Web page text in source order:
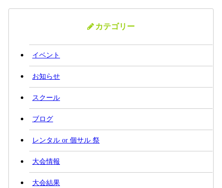
カテゴリー
イベント
お知らせ
スクール
ブログ
レンタル or 個サル 祭
大会情報
大会結果